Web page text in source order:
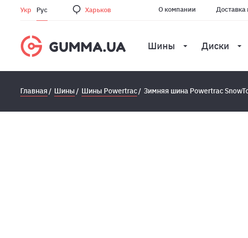
Укр Рус Харьков О компании Доставка
Шины Диски
Главная Шины Шины Powertrac Зимняя шина Powertrac